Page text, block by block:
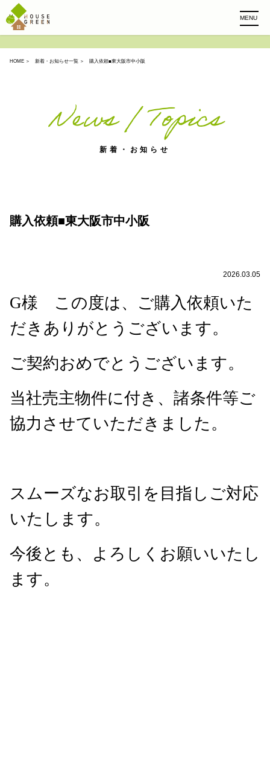
MENU
HOME ＞ 新着・お知らせ一覧 ＞ 購入依頼■東大阪市中小阪
News / Topics
新着・お知らせ
購入依頼■東大阪市中小阪
2026.03.05
G様 この度は、ご購入依頼いた
だきありがとうございます。
ご契約おめでとうございます。
当社売主物件に付き、諸条件等ご
協力させていただきました。
スムーズなお取引を目指しご対応
いたします。
今後とも、よろしくお願いいたし
ます。